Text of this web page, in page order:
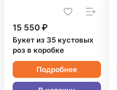
15 550 ₽
Букет из 35 кустовых
роз в коробке
Подробнее